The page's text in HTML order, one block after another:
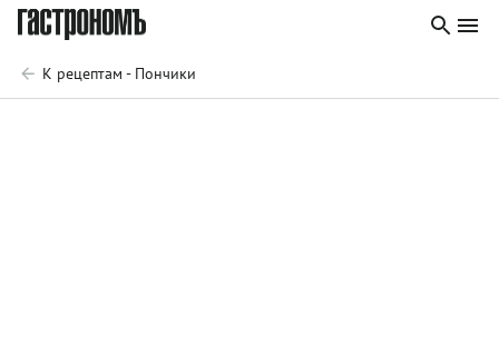
К рецептам - Пончики